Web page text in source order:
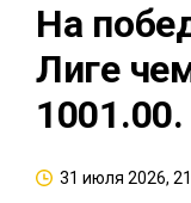
На
Лиге
31 июля 2026,